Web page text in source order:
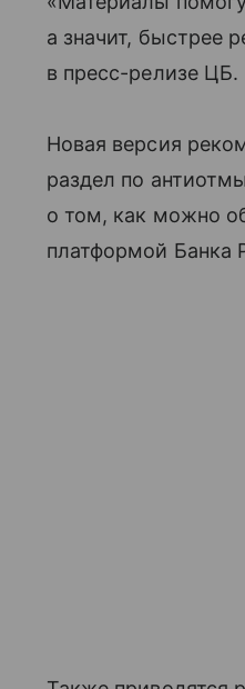
а значит, быстрее
в пресс-релизе ЦБ.
Новая версия
раздел по
о том, как можно
платформой Банка